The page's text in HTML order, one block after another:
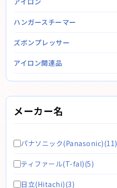
ハンガースチーマー
ズボンプレッサー
アイロン関連品
メーカー名
パナソニック(Panasonic)(11)
ティファール(T-fal)(5)
日立(Hitachi)(3)